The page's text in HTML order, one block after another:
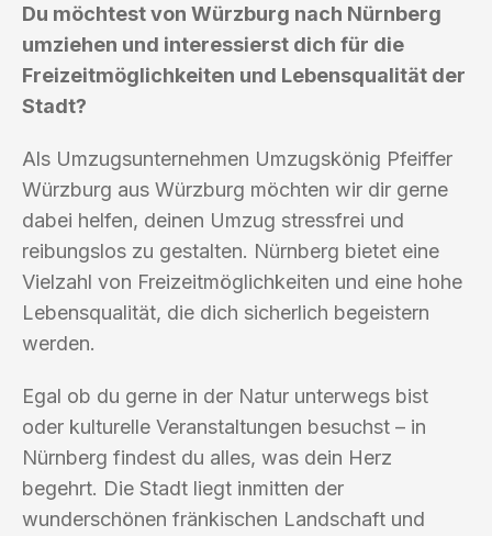
Du möchtest von Würzburg nach Nürnberg
umziehen und interessierst dich für die
Freizeitmöglichkeiten und Lebensqualität der
Stadt?
Als Umzugsunternehmen Umzugskönig Pfeiffer
Würzburg aus Würzburg möchten wir dir gerne
dabei helfen, deinen Umzug stressfrei und
reibungslos zu gestalten. Nürnberg bietet eine
Vielzahl von Freizeitmöglichkeiten und eine hohe
Lebensqualität, die dich sicherlich begeistern
werden.
Egal ob du gerne in der Natur unterwegs bist
oder kulturelle Veranstaltungen besuchst – in
Nürnberg findest du alles, was dein Herz
begehrt. Die Stadt liegt inmitten der
wunderschönen fränkischen Landschaft und